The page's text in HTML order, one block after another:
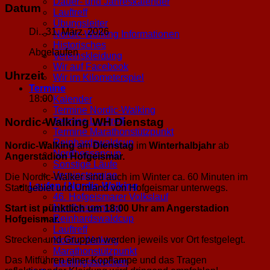
Lauftreff
Übungsleiter
Nordic-Walking Informationen
Historisches
Vereinskleidung
Wir auf Facebook
Wir im Kilometerspiel
Termine
Kalender
Termine Nordic-Walking
Termine Lauftreff
Termine Marathonstützpunkt
Reinhardswaldcup
Nordhessencup
Sonstige Läufe
Vereinstermine
Laufen / Nordic-Walking
46. Hofgeismarer Volkslauf
Nordhessencup
Reinhardswaldcup
Lauftreff
Nordic-Walking
Marathonstützpunkt
Lieblingsstrecken
Datum
Di.. 31. März. 2026
Abgelaufen
Uhrzeit
18:00
Nordic-Walking WH Dienstag
Nordic-WalkingamDienstag im Winterhalbjahr ab
Angerstadion Hofgeismar.
Die Nordic-Walker sind auch im Winter ca. 60 Minuten im
Stadtgebiet und Umland von Hofgeismar unterwegs.
Start ist pünktlich um 18:00 Uhr am Angerstadion
Hofgeismar.
Strecken und Gruppen werden jeweils vor Ort festgelegt.
Das Mitführen einer Kopflampe und das Tragen